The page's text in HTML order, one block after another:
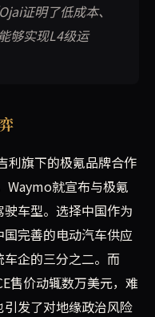
证明了低成本、
够实现L4级运
利旗下的极氪品牌合作
Waymo就宣布与极氪
车型。选择中国作为
完善的电动汽车供应
企的三分之二。而
售价动辄数万美元，难
发了对地缘政治风险